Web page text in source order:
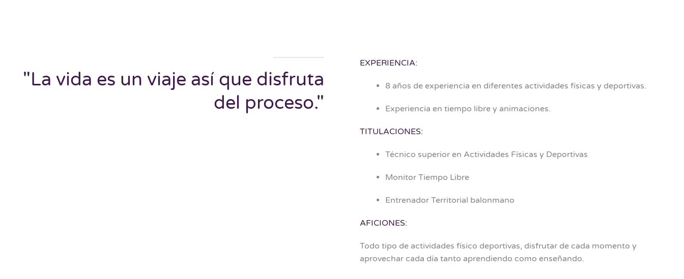
"La vida es un viaje así que disfruta
del proceso."
EXPERIENCIA:
8 años de experiencia en diferentes actividades físicas y deportivas.
Experiencia en tiempo libre y animaciones.
TITULACIONES:
Técnico superior en Actividades Físicas y Deportivas
Monitor Tiempo Libre
Entrenador Territorial balonmano
AFICIONES:
Todo tipo de actividades físico deportivas, disfrutar de cada momento y
aprovechar cada día tanto aprendiendo como enseñando.